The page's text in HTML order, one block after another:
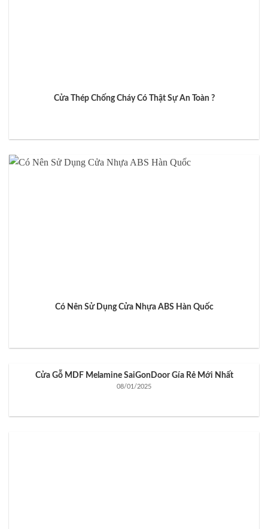
Cửa Thép Chống Cháy Có Thật Sự An Toàn ?
Có Nên Sử Dụng Cửa Nhựa ABS Hàn Quốc
Cửa Gỗ MDF Melamine SaiGonDoor Gía Rẻ Mới Nhất
08/01/2025